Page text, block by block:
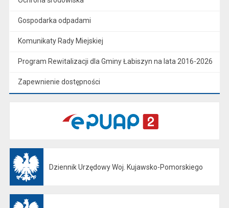
Gospodarka odpadami
Komunikaty Rady Miejskiej
Program Rewitalizacji dla Gminy Łabiszyn na lata 2016-2026
Zapewnienie dostępności
Dziennik Urzędowy Woj. Kujawsko-Pomorskiego